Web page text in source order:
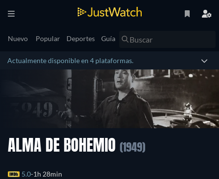
Nuevo Popular Deportes Guía
Actualmente disponible en 4 plataformas.
ALMA DE BOHEMIO (1949)
5.0 1h 28min